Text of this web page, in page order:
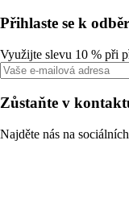
Přihlaste se k
Využijte slevu 10 % při
Zůstaňte v
Najděte nás na